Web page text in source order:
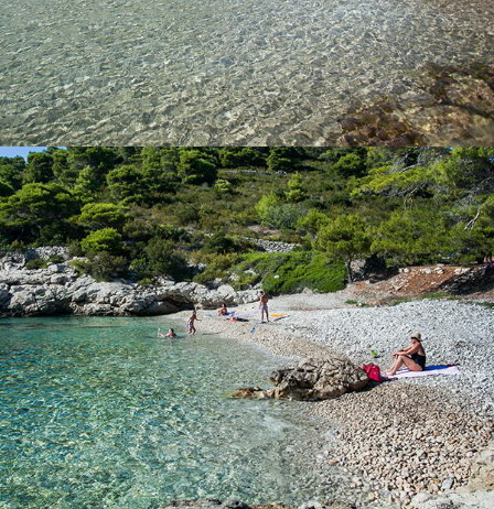
PLAŽA BARJOŠKA
Plaža Barjoška nalazi se nedaleko od komiže, svega 5 minuta
vožnje s našim taxi brodom. Plaža Barjoška prekasna je plaža s
velikom hladovinom i prekrasnim bistrim morem. Dobila je ime
po dva otočića koja se nalaze neposredno u blizini. To su veliki i
mali Barjak. Plaža Bajoška poznata je po tome što se uz plažu
nalazi ex-vojna baterija Barjaci. Obratite nam se s povjerenjem i
unajmite bod kod nas ili rezervirajte taxi brod.
x